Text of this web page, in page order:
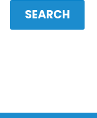
SEARCH